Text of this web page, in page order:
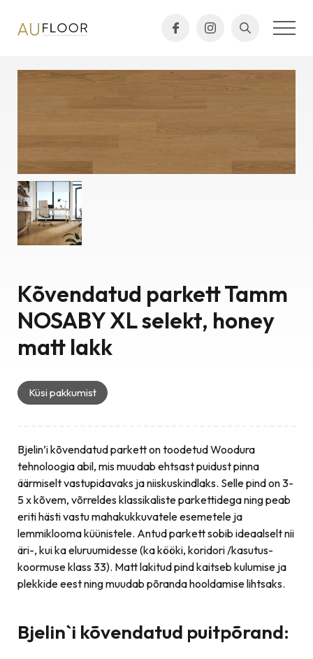
Kõvendatud parkett Tamm
NOSABY XL selekt, honey
matt lakk
Küsi pakkumist
Bjelin’i kõvendatud parkett on toodetud Woodura
tehnoloogia abil, mis muudab ehtsast puidust pinna
äärmiselt vastupidavaks ja niiskuskindlaks. Selle pind on 3-
5 x kõvem, võrreldes klassikaliste parkettidega ning peab
eriti hästi vastu mahakukkuvatele esemetele ja
lemmiklooma küünistele. Antud parkett sobib ideaalselt nii
äri-, kui ka eluruumidesse (ka kööki, koridori /kasutus-
koormuse klass 33). Matt lakitud pind kaitseb kulumise ja
plekkide eest ning muudab põranda hooldamise lihtsaks.
Bjelin`i kõvendatud puitpõrand: